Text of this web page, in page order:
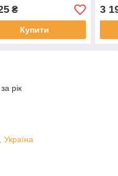
₴
Купити
3
рік
Україна